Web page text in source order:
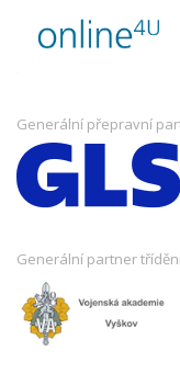
Generální přepravní
Generální partner